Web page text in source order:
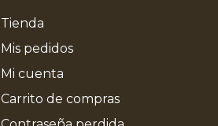
Tienda
Mis pedidos
Mi cuenta
Carrito de compras